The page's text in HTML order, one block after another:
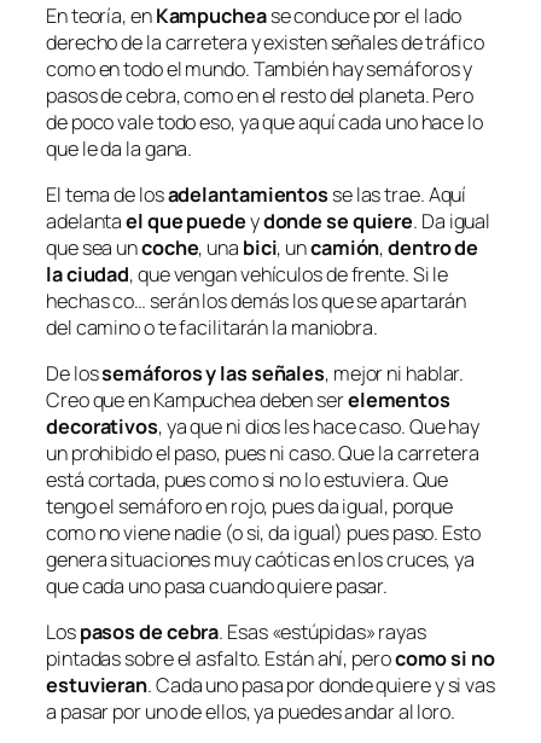
En teoría, enKampuchease conduce por el lado
derecho de la carretera y existen señales de tráfico
como en todo el mundo. También hay semáforos y
pasos de cebra, como en el resto del planeta. Pero
de poco vale todo eso, ya que aquí cada uno hace lo
que le da la gana.
El tema de losadelantamientos se las trae. Aquí
adelantael que puedeydonde se quiere. Da igual
que sea uncoche, una bici, uncamión,dentro de
la ciudad, que vengan vehículos de frente. Si le
hechas co… serán los demás los que se apartarán
del camino o te facilitarán la maniobra.
De lossemáforos y las señales, mejor ni hablar.
Creo que en Kampuchea deben serelementos
decorativos, ya que ni dios les hace caso. Que hay
un prohibido el paso, pues ni caso. Que la carretera
está cortada, pues como si no lo estuviera. Que
tengo el semáforo en rojo, pues da igual, porque
como no viene nadie (o si, da igual) pues paso. Esto
genera situaciones muy caóticas en los cruces, ya
que cada uno pasa cuando quiere pasar.
Lospasos de cebra. Esas «estúpidas» rayas
pintadas sobre el asfalto. Están ahí, perocomo si no
estuvieran. Cada uno pasa por donde quiere y si vas
a pasar por uno de ellos, ya puedes andar al loro.